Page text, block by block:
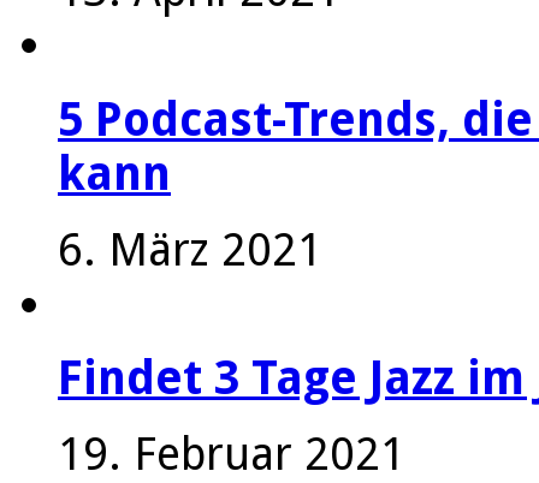
5 Podcast-Trends,
kann
6. März 2021
Findet 3 Tage Jazz
19. Februar 2021